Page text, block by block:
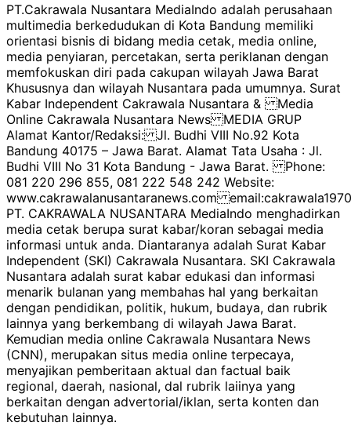
PT.Cakrawala Nusantara MediaIndo adalah perusahaan
multimedia berkedudukan di Kota Bandung memiliki
orientasi bisnis di bidang media cetak, media online,
media penyiaran, percetakan, serta periklanan dengan
memfokuskan diri pada cakupan wilayah Jawa Barat
Khususnya dan wilayah Nusantara pada umumnya. Surat
Kabar Independent Cakrawala Nusantara & Media
Online Cakrawala Nusantara News MEDIA GRUP
Alamat Kantor/Redaksi: Jl. Budhi VIII No.92 Kota
Bandung 40175 – Jawa Barat. Alamat Tata Usaha : Jl.
Budhi VIII No 31 Kota Bandung - Jawa Barat. Phone:
081 220 296 855, 081 222 548 242 Website:
www.cakrawalanusantaranews.com
PT. CAKRAWALA NUSANTARA MediaIndo menghadirkan
media cetak berupa surat kabar/koran sebagai media
informasi untuk anda. Diantaranya adalah Surat Kabar
Independent (SKI) Cakrawala Nusantara. SKI Cakrawala
Nusantara adalah surat kabar edukasi dan informasi
menarik bulanan yang membahas hal yang berkaitan
dengan pendidikan, politik, hukum, budaya, dan rubrik
lainnya yang berkembang di wilayah Jawa Barat.
Kemudian media online Cakrawala Nusantara News
(CNN), merupakan situs media online terpecaya,
menyajikan pemberitaan aktual dan factual baik
regional, daerah, nasional, dal rubrik laiinya yang
berkaitan dengan advertorial/iklan, serta konten dan
kebutuhan lainnya.